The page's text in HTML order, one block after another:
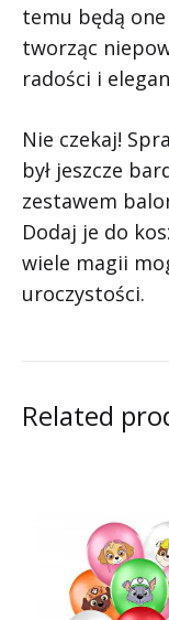
temu będą
tworząc
radości i
Nie czekaj!
był jeszcze
zestawem
Dodaj je do
wiele magii
uroczystości.
Related